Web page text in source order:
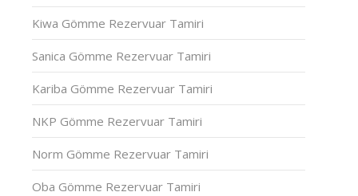
Kiwa Gömme Rezervuar Tamiri
Sanica Gömme Rezervuar Tamiri
Kariba Gömme Rezervuar Tamiri
NKP Gömme Rezervuar Tamiri
Norm Gömme Rezervuar Tamiri
Oba Gömme Rezervuar Tamiri